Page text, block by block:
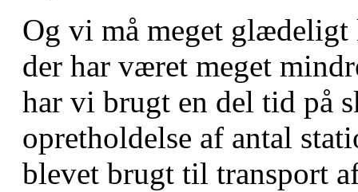
Og vi må meget glædeligt
der har været meget
har vi brugt en del tid på
opretholdelse af antal
blevet brugt til transport